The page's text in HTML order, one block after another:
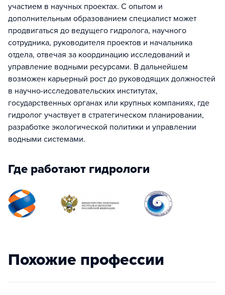
участием в научных проектах. С опытом и
дополнительным образованием специалист может
продвигаться до ведущего гидролога, научного
сотрудника, руководителя проектов и начальника
отдела, отвечая за координацию исследований и
управление водными ресурсами. В дальнейшем
возможен карьерный рост до руководящих должностей
в научно-исследовательских институтах,
государственных органах или крупных компаниях, где
гидролог участвует в стратегическом планировании,
разработке экологической политики и управлении
водными системами.
Где работают гидрологи
Похожие профессии